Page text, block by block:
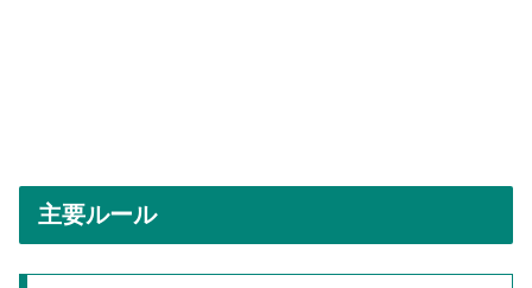
主要ルール